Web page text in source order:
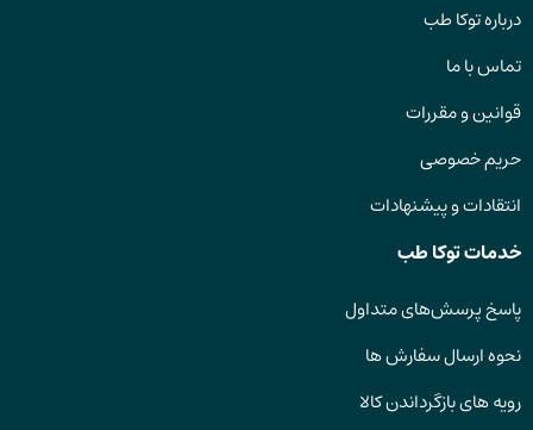
درباره توکا طب
تماس با ما
قوانین و مقررات
حریم خصوصی
انتقادات و پیشنهادات
خدمات توکا طب
پاسخ پرسش‌های متداول
نحوه ارسال سفارش ها
رویه های بازگرداندن کالا